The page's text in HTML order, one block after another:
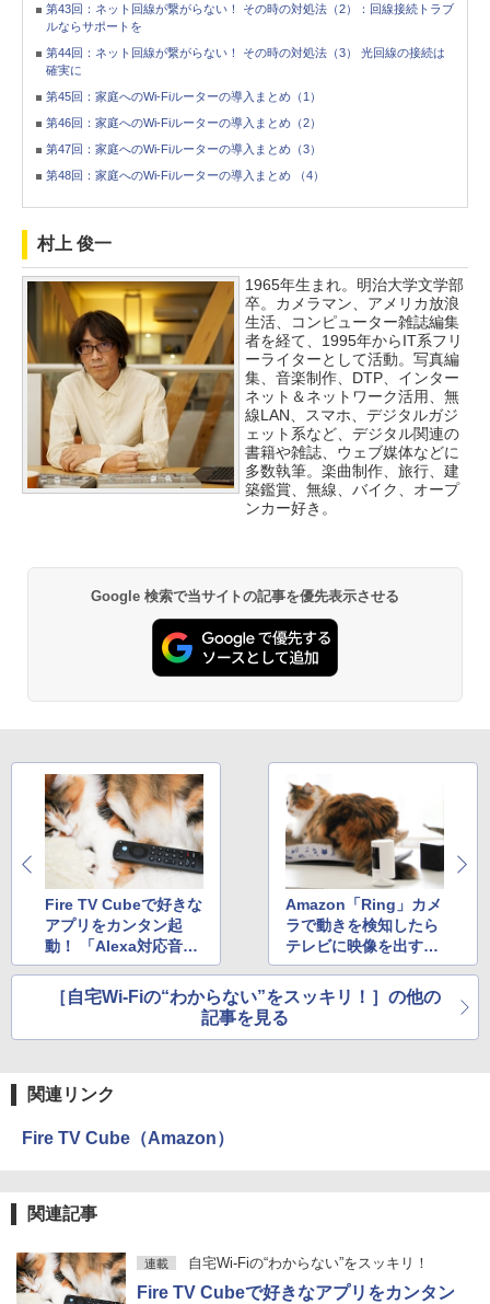
第43回：ネット回線が繋がらない！ その時の対処法（2）：回線接続トラブ
ルならサポートを
第44回：ネット回線が繋がらない！ その時の対処法（3） 光回線の接続は
確実に
第45回：家庭へのWi-Fiルーターの導入まとめ（1）
第46回：家庭へのWi-Fiルーターの導入まとめ（2）
第47回：家庭へのWi-Fiルーターの導入まとめ（3）
第48回：家庭へのWi-Fiルーターの導入まとめ （4）
村上 俊一
1965年生まれ。明治大学文学部
卒。カメラマン、アメリカ放浪
生活、コンピューター雑誌編集
者を経て、1995年からIT系フリ
ーライターとして活動。写真編
集、音楽制作、DTP、インター
ネット＆ネットワーク活用、無
線LAN、スマホ、デジタルガジ
ェット系など、デジタル関連の
書籍や雑誌、ウェブ媒体などに
多数執筆。楽曲制作、旅行、建
築鑑賞、無線、バイク、オープ
ンカー好き。
Google 検索で当サイトの記事を優先表示させる
Fire TV Cubeで好きな
アプリをカンタン起
動！ 「Alexa対応音声
認識リモコン Pro」の
カスタムボタンを設定
する
Amazon「Ring」カメ
ラで動きを検知したら
テレビに映像を出すAl
exa定型アクションを
作ってみよう
［自宅Wi-Fiの“わからない”をスッキリ！］の他の
記事を見る
関連リンク
Fire TV Cube（Amazon）
関連記事
連載 自宅Wi-Fiの“わからない”をスッキリ！
Fire TV Cubeで好きなアプリをカンタン